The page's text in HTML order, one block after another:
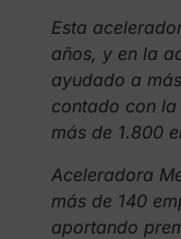
Esta
años, y en la
ayudado a
contado con
más de 1.800
Aceleradora
más de 140
aportando